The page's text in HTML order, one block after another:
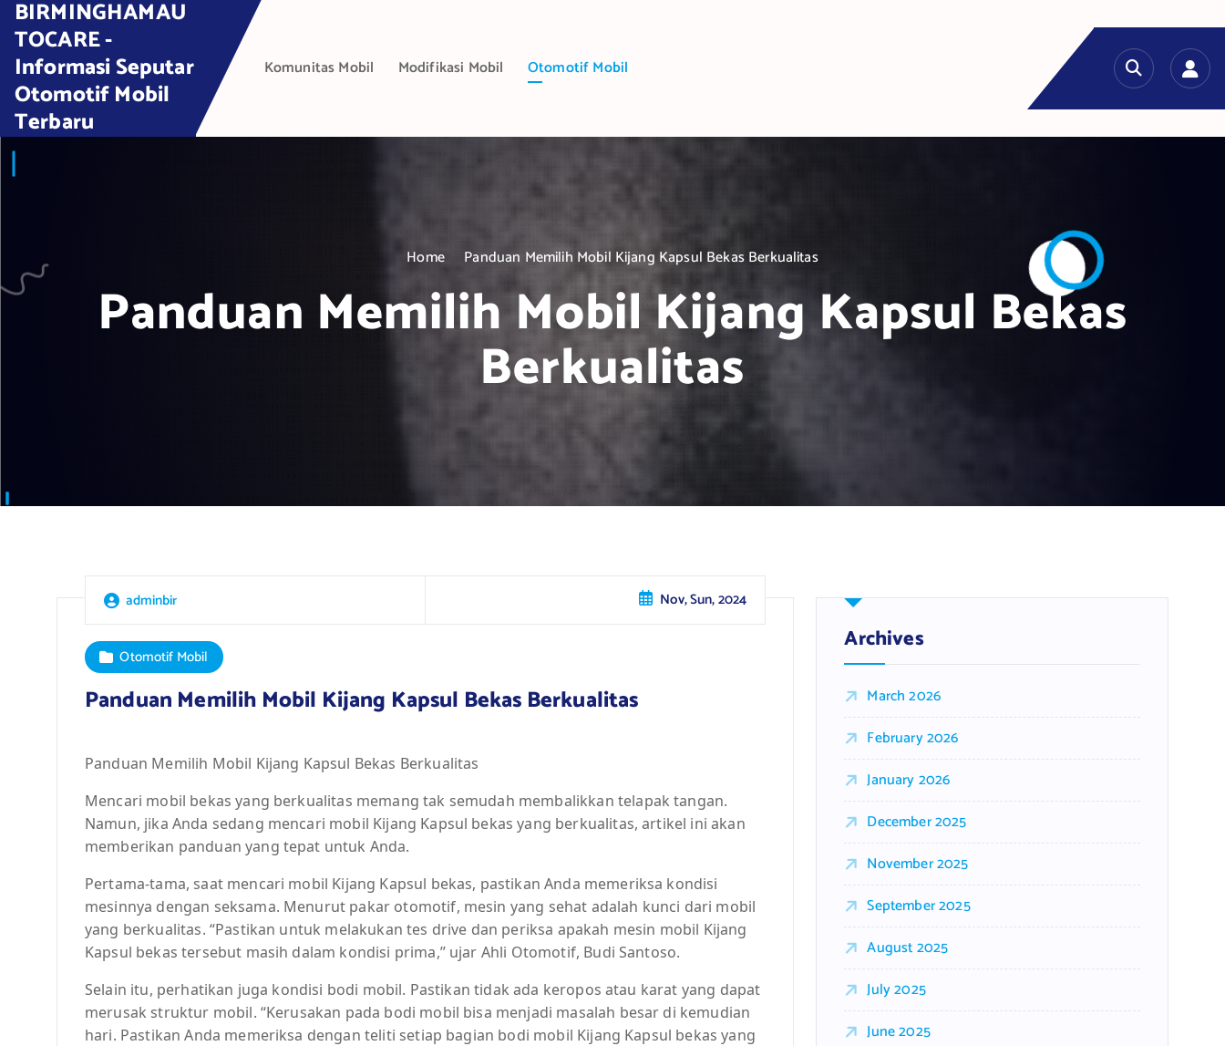
t
BIRMINGHAMAU
TOCARE -
Informasi Seputar
Otomotif Mobil
Terbaru
Komunitas Mobil Modifikasi Mobil Otomotif Mobil
Home Panduan Memilih Mobil Kijang Kapsul Bekas Berkualitas
Panduan Memilih Mobil Kijang Kapsul Bekas
Berkualitas
adminbir Nov, Sun, 2024
Otomotif Mobil
Panduan Memilih Mobil Kijang Kapsul Bekas Berkualitas
Panduan Memilih Mobil Kijang Kapsul Bekas Berkualitas
Mencari mobil bekas yang berkualitas memang tak semudah membalikkan telapak tangan.
Namun, jika Anda sedang mencari mobil Kijang Kapsul bekas yang berkualitas, artikel ini akan
memberikan panduan yang tepat untuk Anda.
Pertama-tama, saat mencari mobil Kijang Kapsul bekas, pastikan Anda memeriksa kondisi
mesinnya dengan seksama. Menurut pakar otomotif, mesin yang sehat adalah kunci dari mobil
yang berkualitas. “Pastikan untuk melakukan tes drive dan periksa apakah mesin mobil Kijang
Kapsul bekas tersebut masih dalam kondisi prima,” ujar Ahli Otomotif, Budi Santoso.
Selain itu, perhatikan juga kondisi bodi mobil. Pastikan tidak ada keropos atau karat yang dapat
merusak struktur mobil. “Kerusakan pada bodi mobil bisa menjadi masalah besar di kemudian
hari. Pastikan Anda memeriksa dengan teliti setiap bagian bodi mobil Kijang Kapsul bekas yang
Archives
March 2026
February 2026
January 2026
December 2025
November 2025
September 2025
August 2025
July 2025
June 2025